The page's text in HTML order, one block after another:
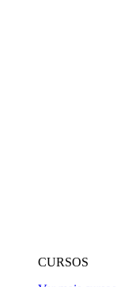
CURSOS